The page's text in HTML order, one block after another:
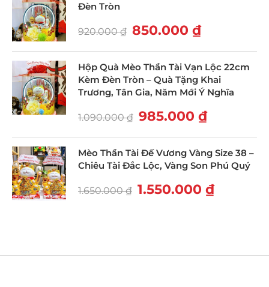
Đèn Tròn
920.000₫ 850.000 ₫
Hộp Quà Mèo Thần Tài Vạn Lộc 22cm
Kèm Đèn Tròn – Quà Tặng Khai
Trương, Tân Gia, Năm Mới Ý Nghĩa
1.090.000₫ 985.000 ₫
Mèo Thần Tài Đế Vương Vàng Size 38 –
Chiêu Tài Đắc Lộc, Vàng Son Phú Quý
1.650.000₫ 1.550.000 ₫